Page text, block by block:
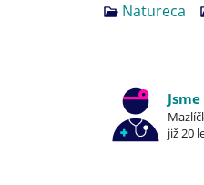
Natureca
již 20